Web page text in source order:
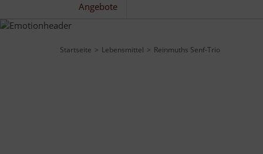
Angebote
Startseite Lebensmittel Reinmuths Senf-Trio